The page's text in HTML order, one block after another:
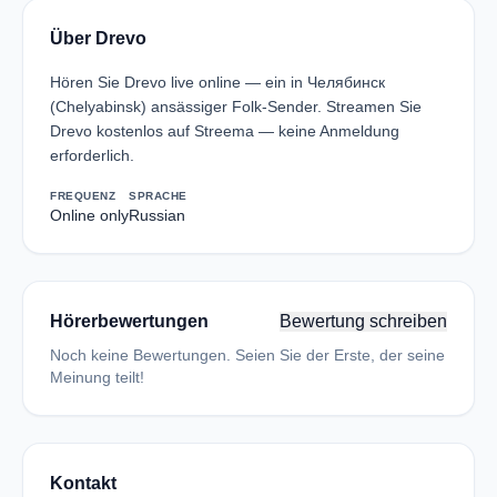
Über Drevo
Hören Sie Drevo live online — ein in Челябинск
(Chelyabinsk) ansässiger Folk-Sender. Streamen Sie
Drevo kostenlos auf Streema — keine Anmeldung
erforderlich.
FREQUENZ
Online only
SPRACHE
Russian
Hörerbewertungen Bewertung schreiben
Noch keine Bewertungen. Seien Sie der Erste, der seine
Meinung teilt!
Kontakt